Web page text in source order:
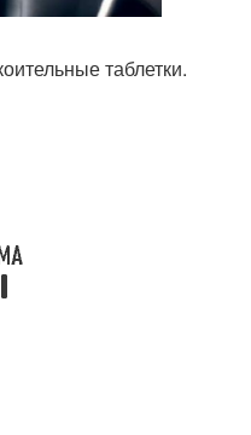
таблетки.